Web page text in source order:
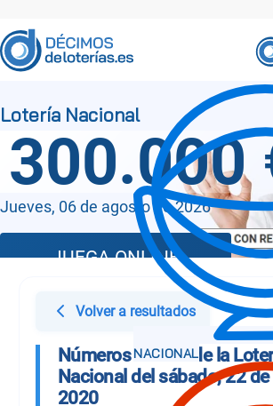
Volver a resultados
Números Sorteo de la
Nacional del sábado, 22
2020
300.000
Jueves, 06 de agosto de 2026
JUEGA ONLINE